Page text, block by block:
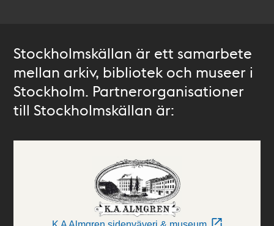
Stockholmskällan är ett samarbete
mellan arkiv, bibliotek och museer i
Stockholm. Partnerorganisationer
till Stockholmskällan är: